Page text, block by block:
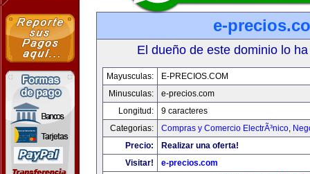
e-
El dueño de este dominio lo
Mayusculas:
E-PRECIOS.COM
Minusculas:
e-precios.com
Longitud:
9 caracteres
Categorias:
Compras y Comercio ElectrÃ³nico,
Precio:
Realizar una oferta!
Visitar!
e-precios.com